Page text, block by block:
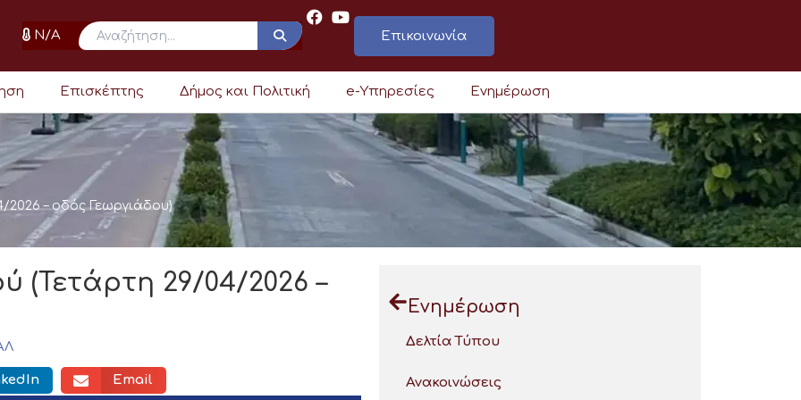
N/A Επικοινωνία
Επισκέπτης Δήμος και Πολιτική e-Υπηρεσίες Ενημέρωση
2026 – οδός Γεωργιάδου)
(Τετάρτη 29/04/2026 –
Email
Ενημέρωση
Δελτία Τύπου
Ανακοινώσεις